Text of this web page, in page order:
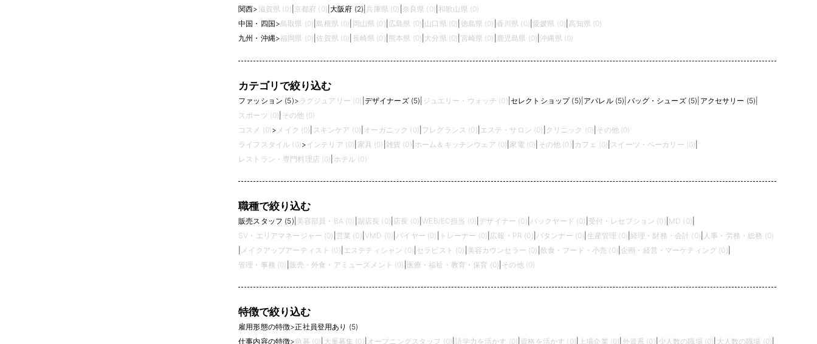
関西>滋賀県 (0) 京都府 (0) |大阪府 (2) |兵庫県 (0) 奈良県 (0) |和歌山県 (0)
中国・四国>鳥取県 (0) |島根県 (0) 岡山県 (0) 広島県 (0) 山口県 (0) 徳島県 (0) 香川県 (0) |愛媛県 (0) 高知県 (0)
九州・沖縄>福岡県 (0) |佐賀県 (0) 長崎県 (0) 熊本県 (0) 大分県 (0) 宮崎県 (0) 鹿児島県 (0) |沖縄県 (0)
カテゴリで絞り込む
ファッション (5)> ラグジュアリー (0) デザイナーズ (5) ジュエリー・ウォッチ (0) セレクトショップ (5) アパレル (5) バッグ・シューズ (5) アクセサリー (5)
スポーツ (0) その他 (0)
コスメ (0)> メイク (0) スキンケア (0) オーガニック (0) フレグランス (0) エステ・サロン (0) クリニック (0) その他 (0)
ライフスタイル (0)> インテリア (0) 家具 (0) 雑貨 (0) ホーム＆キッチンウェア (0) 家電 (0) その他 (0) カフェ (0) スイーツ・ベーカリー (0)
レストラン・専門料理店 (0) ホテル (0)
職種で絞り込む
販売スタッフ (5) 美容部員・BA (0) 副店長 (0) 店長 (0) WEB/EC担当 (0) デザイナー (0) バックヤード (0) 受付・レセプション (0) MD (0)
SV・エリアマネージャー (0) 営業 (0) VMD (0) |バイヤー (0) トレーナー (0) 広報・PR (0) パタンナー (0) 生産管理 (0) |経理・財務・会計 (0) 人事・労務・総務 (0)
メイクアップアーティスト (0) エステティシャン (0) セラピスト (0) 美容カウンセラー (0) 飲食・フード・小売 (0) 企画・経営・マーケティング (0)
管理・事務 (0) 販売・外食・アミューズメント (0) 医療・福祉・教育・保育 (0) その他 (0)
特徴で絞り込む
雇用形態の特徴>正社員登用あり (5)
仕事内容の特徴>急募 (0) 大量募集 (0) オープニングスタッフ (0) |語学力を活かす (0) 資格を活かす (0) 上場企業 (0) 外資系 (0) 少人数の職場 (0) 大人数の職場 (0)